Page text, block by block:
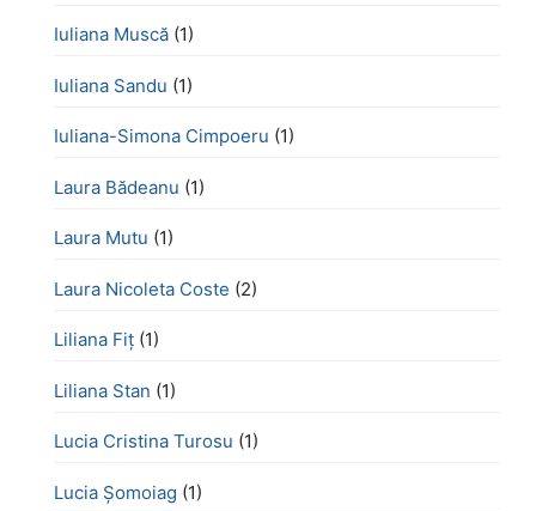
Iuliana Muscă (1)
Iuliana Sandu (1)
Iuliana-Simona Cimpoeru (1)
Laura Bădeanu (1)
Laura Mutu (1)
Laura Nicoleta Coste (2)
Liliana Fiț (1)
Liliana Stan (1)
Lucia Cristina Turosu (1)
Lucia Șomoiag (1)